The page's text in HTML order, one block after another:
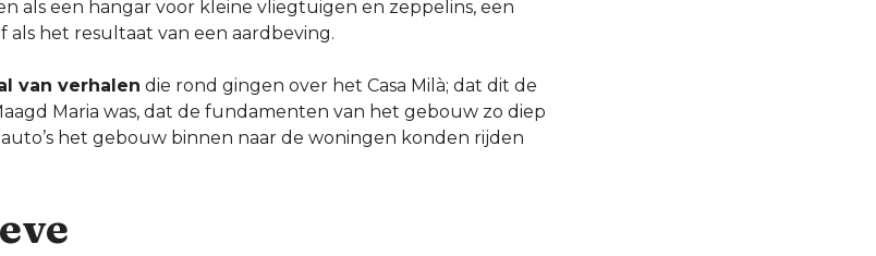
als een hangar voor kleine vliegtuigen en zeppelins, een
als het resultaat van een aardbeving.
van verhalen die rond gingen over het Casa Milà; dat dit de
Maria was, dat de fundamenten van het gebouw zo diep
het gebouw binnen naar de woningen konden rijden